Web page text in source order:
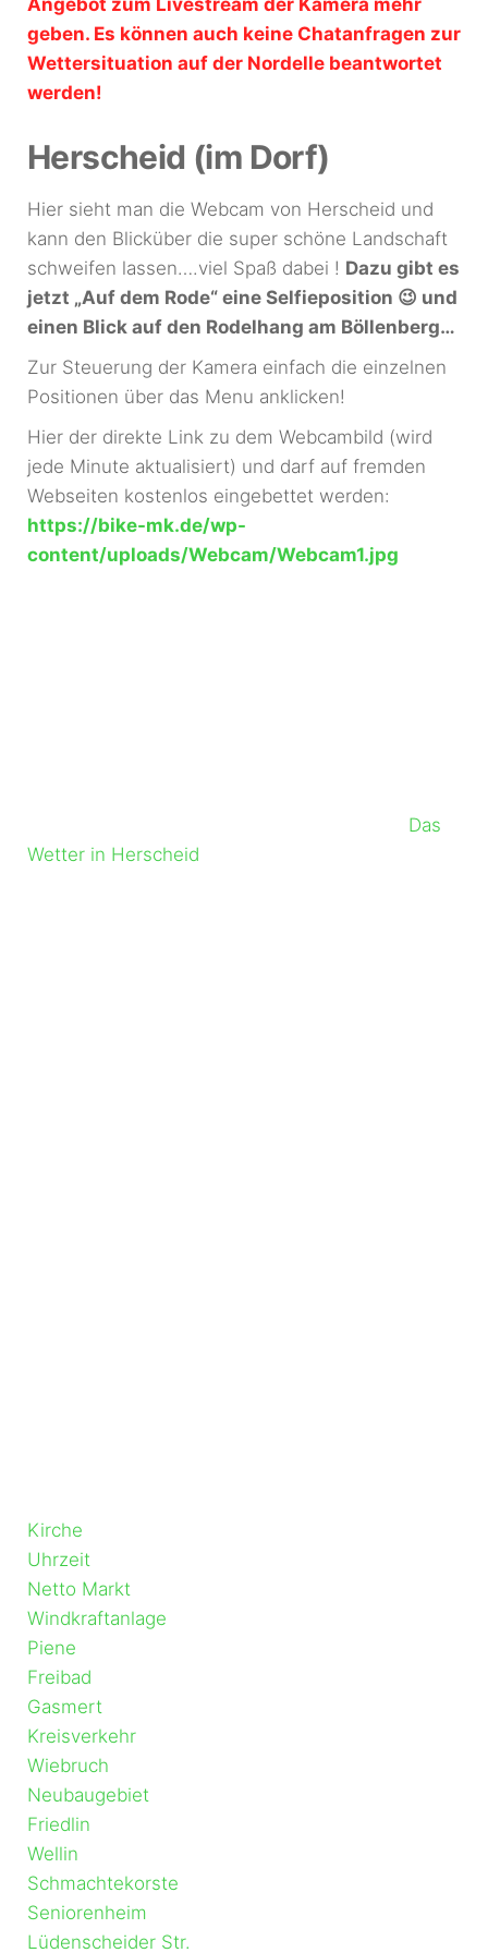
Angebot zum Livestream der Kamera mehr
geben. Es können auch keine Chatanfragen zur
Wettersituation auf der Nordelle beantwortet
werden!
Herscheid (im Dorf)
Hier sieht man die Webcam von Herscheid und
kann den Blicküber die super schöne Landschaft
schweifen lassen….viel Spaß dabei ! Dazu gibt es
jetzt „Auf dem Rode“ eine Selfieposition 😉 und
einen Blick auf den Rodelhang am Böllenberg…
Zur Steuerung der Kamera einfach die einzelnen
Positionen über das Menu anklicken!
Hier der direkte Link zu dem Webcambild (wird
jede Minute aktualisiert) und darf auf fremden
Webseiten kostenlos eingebettet werden:
https://bike-mk.de/wp-
content/uploads/Webcam/Webcam1.jpg
Das
Wetter in Herscheid
Kirche
Uhrzeit
Netto Markt
Windkraftanlage
Piene
Freibad
Gasmert
Kreisverkehr
Wiebruch
Neubaugebiet
Friedlin
Wellin
Schmachtekorste
Seniorenheim
Lüdenscheider Str.